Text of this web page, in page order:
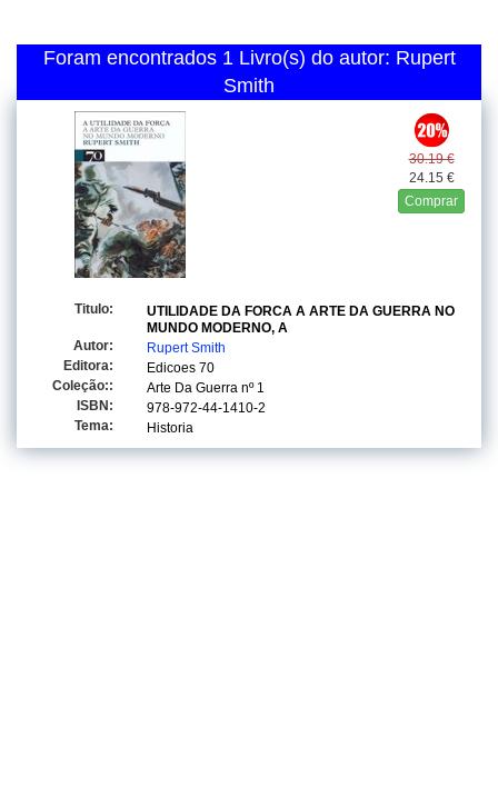
Foram encontrados 1 Livro(s) do autor: Rupert
Smith
30.19 €
24.15 €
Comprar
Titulo:
UTILIDADE DA FORCA A ARTE DA GUERRA NO
MUNDO MODERNO, A
Autor:
Rupert Smith
Editora:
Edicoes 70
Coleção::
Arte Da Guerra nº 1
ISBN:
978-972-44-1410-2
Tema:
Historia